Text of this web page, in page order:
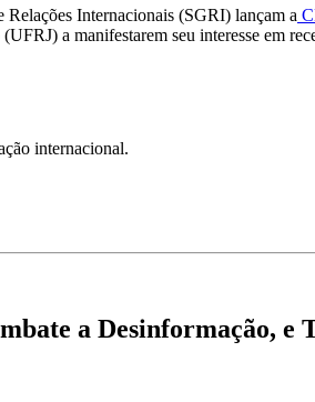
Internacionais (SGRI) lançam a
a manifestarem seu interesse em
internacional.
a Desinformação,